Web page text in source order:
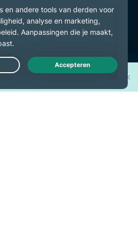
Live Chat
de 30 nieuwe